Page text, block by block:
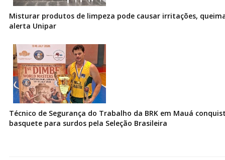
Misturar produtos de limpeza pode causar irritações,
alerta Unipar
Técnico de Segurança do Trabalho da BRK em Mauá
basquete para surdos pela Seleção Brasileira